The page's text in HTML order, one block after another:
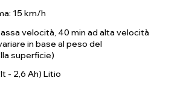
15 km/h
velocità, 40 min ad alta velocità
in base al peso del
superficie)
- 2,6 Ah) Litio